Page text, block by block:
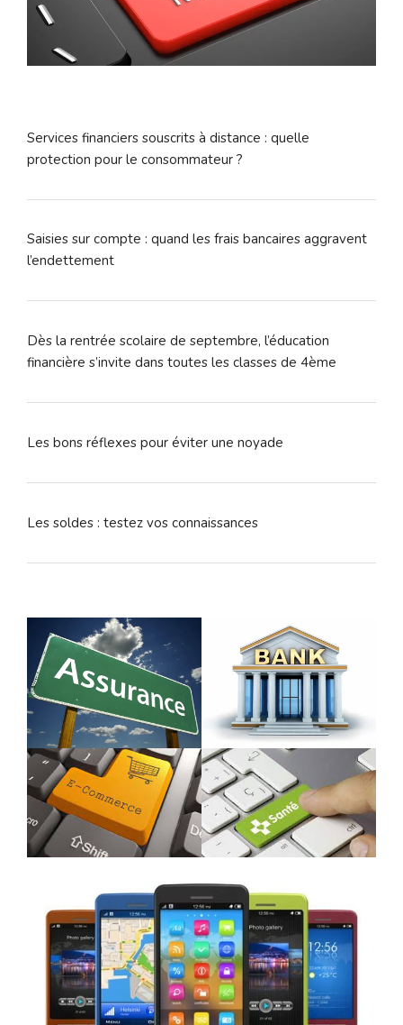
Services financiers souscrits à distance : quelle
protection pour le consommateur ?
Saisies sur compte : quand les frais bancaires aggravent
l’endettement
Dès la rentrée scolaire de septembre, l’éducation
financière s’invite dans toutes les classes de 4ème
Les bons réflexes pour éviter une noyade
Les soldes : testez vos connaissances